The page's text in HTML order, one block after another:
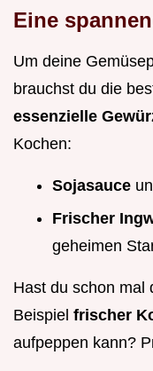
Eine
Um deine
brauchst du die
essenzielle
Kochen:
Sojasauce
Frischer
geheimen
Hast du schon mal
Beispiel frischer
aufpeppen kann?